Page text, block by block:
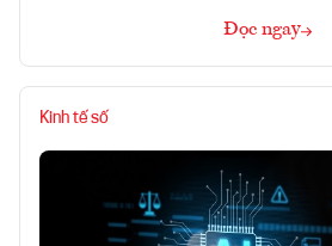
Đọc ngay
Kinh tế số